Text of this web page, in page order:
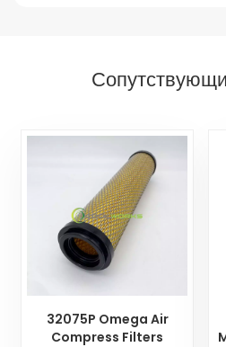
32075P Omega Air
Compress Filters